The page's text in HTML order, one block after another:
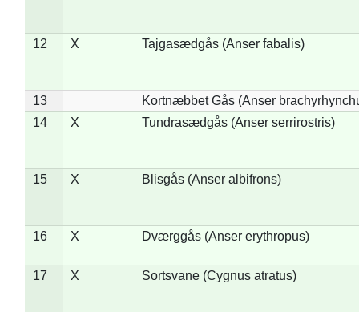
12 X Tajgasædgås (Anser fabalis)
13
Kortnæbbet Gås (Anser
14
X Tundrasædgås (Anser serrirostris)
15 X Blisgås (Anser albifrons)
16 X Dværggås (Anser erythropus)
17 X Sortsvane (Cygnus atratus)